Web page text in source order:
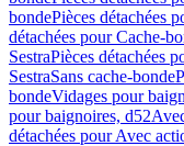
bondePièces détachées
détachées pour Cache-
SestraPièces détachées
SestraSans cache-bonde
bondeVidages pour
pour baignoires, d52
détachées pour Avec